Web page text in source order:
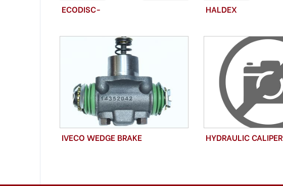
ECODISC- HALDEX
IVECO WEDGE BRAKE HYDRAULIC CALIPER